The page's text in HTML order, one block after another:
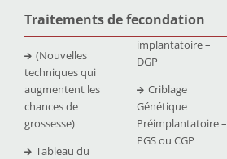
Traitements de fecondation
(Nouvelles
techniques qui
augmentent les
chances de
grossesse)
Tableau du
implantatoire –
DGP
Criblage
Génétique
Préimplantatoire –
PGS ou CGP